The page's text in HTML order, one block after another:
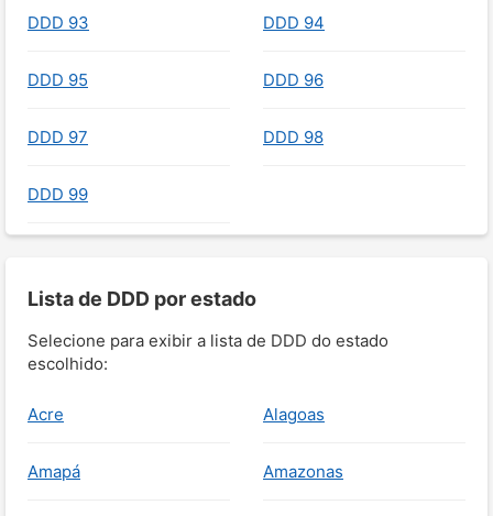
DDD 93 DDD 94
DDD 95 DDD 96
DDD 97 DDD 98
DDD 99
Lista de DDD por estado
Selecione para exibir a lista de DDD do estado
escolhido:
Acre Alagoas
Amapá Amazonas